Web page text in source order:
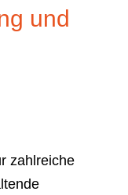
und
zahlreiche